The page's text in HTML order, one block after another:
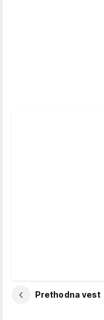
Prethodna vest